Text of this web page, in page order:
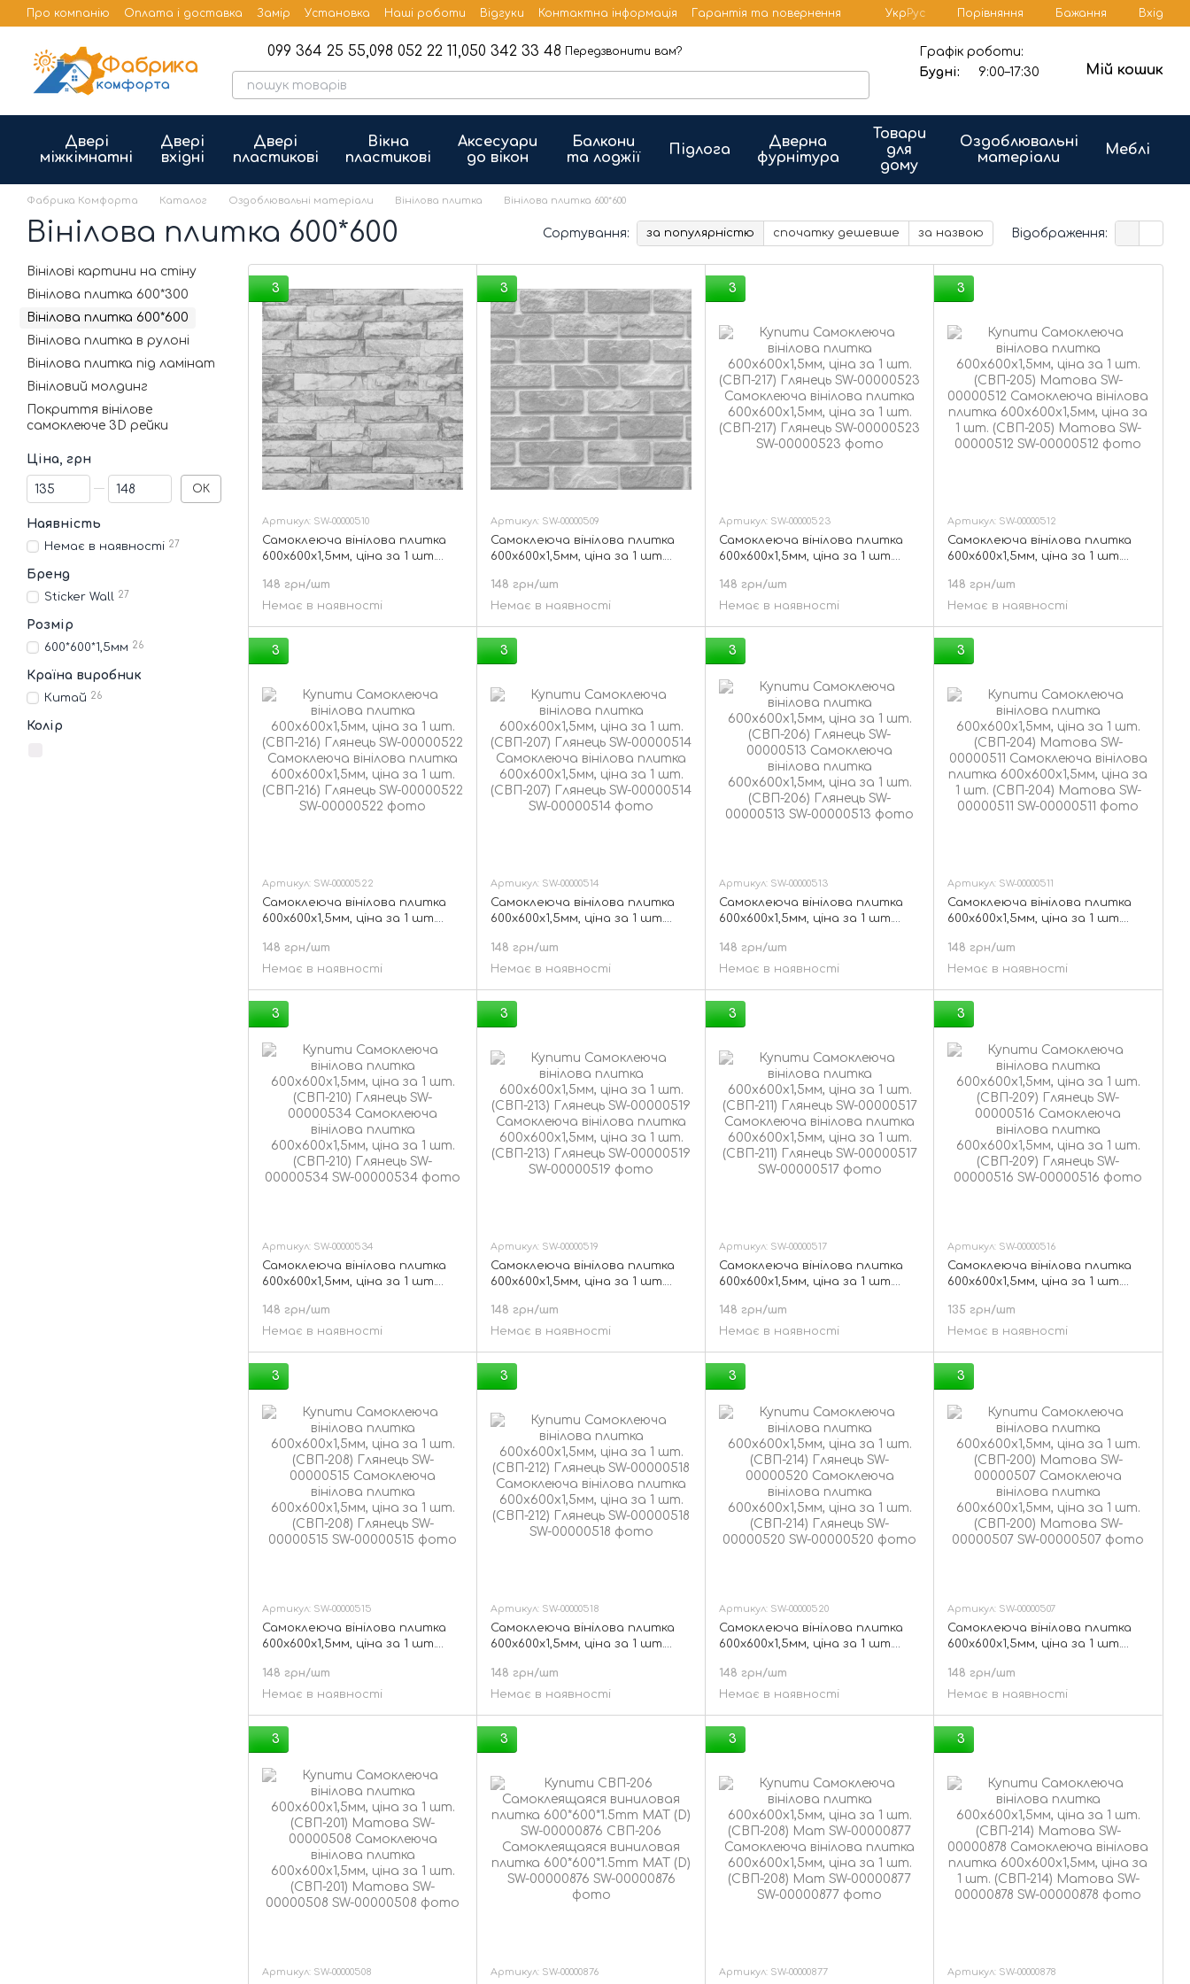
Перейти до основного контенту
Про компанію Оплата і доставка Замір Установка Наші роботи Відгуки Контактна інформація
Гарантія та повернення
Бренди
Публічна оферта
Укр Рус Порівняння Бажання Вхід
099 364 25 55,098 052 22 11,050 342 33 48 Передзвонити вам?
Графік роботи:
Будні:
9:00–17:30 Мій кошик
Двері
міжкімнатні
Двері
вхідні
Двері
пластикові
Вікна
пластикові
Аксесуари
до вікон
Балкони
та лоджії
Підлога
Дверна
фурнітура
Товари
для
дому
Оздоблювальні
матеріали
Меблі
Фабрика Комфорта Каталог Оздоблювальні матеріали Вінілова плитка Вінілова плитка 600*600
Вінілова плитка 600*600 Сортування: за популярністю спочатку дешевше за назвою Відображення:
3
Артикул: SW-00000510
Самоклеюча вінілова плитка
600х600х1,5мм, ціна за 1 шт.
148 грн/шт
Немає в наявності
3
Артикул: SW-00000509
Самоклеюча вінілова плитка
600х600х1,5мм, ціна за 1 шт.
148 грн/шт
Немає в наявності
3
Артикул: SW-00000523
Самоклеюча вінілова плитка
600х600х1,5мм, ціна за 1 шт.
148 грн/шт
Немає в наявності
3
Артикул: SW-00000512
Самоклеюча вінілова плитка
600х600х1,5мм, ціна за 1 шт.
148 грн/шт
Немає в наявності
3
Артикул: SW-00000522
Самоклеюча вінілова плитка
600х600х1,5мм, ціна за 1 шт.
148 грн/шт
Немає в наявності
3
Артикул: SW-00000514
Самоклеюча вінілова плитка
600х600х1,5мм, ціна за 1 шт.
148 грн/шт
Немає в наявності
3
Артикул: SW-00000513
Самоклеюча вінілова плитка
600х600х1,5мм, ціна за 1 шт.
148 грн/шт
Немає в наявності
3
Артикул: SW-00000511
Самоклеюча вінілова плитка
600х600х1,5мм, ціна за 1 шт.
148 грн/шт
Немає в наявності
3
Артикул: SW-00000534
Самоклеюча вінілова плитка
600х600х1,5мм, ціна за 1 шт.
148 грн/шт
Немає в наявності
3
Артикул: SW-00000519
Самоклеюча вінілова плитка
600х600х1,5мм, ціна за 1 шт.
148 грн/шт
Немає в наявності
3
Артикул: SW-00000517
Самоклеюча вінілова плитка
600х600х1,5мм, ціна за 1 шт.
148 грн/шт
Немає в наявності
3
Артикул: SW-00000516
Самоклеюча вінілова плитка
600х600х1,5мм, ціна за 1 шт.
135 грн/шт
Немає в наявності
3
Артикул: SW-00000515
Самоклеюча вінілова плитка
600х600х1,5мм, ціна за 1 шт.
148 грн/шт
Немає в наявності
3
Артикул: SW-00000518
Самоклеюча вінілова плитка
600х600х1,5мм, ціна за 1 шт.
148 грн/шт
Немає в наявності
3
Артикул: SW-00000520
Самоклеюча вінілова плитка
600х600х1,5мм, ціна за 1 шт.
148 грн/шт
Немає в наявності
3
Артикул: SW-00000507
Самоклеюча вінілова плитка
600х600х1,5мм, ціна за 1 шт.
148 грн/шт
Немає в наявності
3
Артикул: SW-00000508
3
Артикул: SW-00000876
3
Артикул: SW-00000877
3
Артикул: SW-00000878
Вінілові картини на стіну
Вінілова плитка 600*300
Вінілова плитка 600*600
Вінілова плитка в рулоні
Вінілова плитка під ламінат
Вініловий молдинг
Покриття вінілове
самоклеюче 3D рейки
Ціна, грн
Від Ціна, грн
До Ціна, грн
ОК
Наявність
Немає в наявності 27
Бренд
Sticker Wall 27
Розмір
600*600*1,5мм 26
Країна виробник
Китай 26
Колір